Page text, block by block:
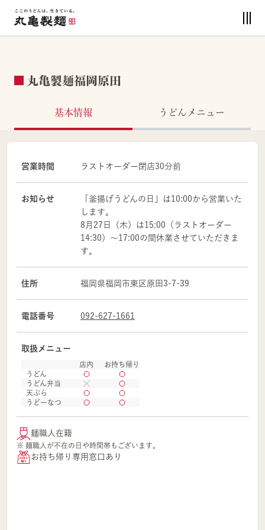
丸亀製麺福岡原田
基本情報 うどんメニュー
営業時間 ラストオーダー閉店30分前
お知らせ
「釜揚げうどんの日」は10:00から営業いた
します。
8月27日（木）は15:00（ラストオーダー
14:30）～17:00の間休業させていただきま
す。
住所 福岡県福岡市東区 原田3-7-39
電話番号 092-627-1661
取扱メニュー
店内
お持ち帰り
うどん
うどん弁当
天ぷら
うどーなつ
麺職人在籍
※ 麺職人が不在の日や時間帯もございます。
お持ち帰り専用窓口あり